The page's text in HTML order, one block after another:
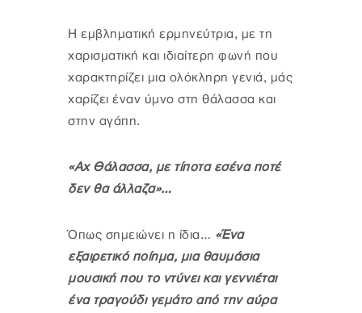
Η εμβληματική ερμηνεύτρια, με τη
χαρισματική και ιδιαίτερη φωνή που
χαρακτηρίζει μια ολόκληρη γενιά, μάς
χαρίζει έναν ύμνο στη θάλασσα και
στην αγάπη.
«Αχ Θάλασσα, με τίποτα εσένα ποτέ
δεν θα άλλαζα»…
Όπως σημειώνει η ίδια… «Ένα
εξαιρετικό ποίημα, μια θαυμάσια
μουσική που το ντύνει και γεννιέται
ένα τραγούδι γεμάτο από την αύρα